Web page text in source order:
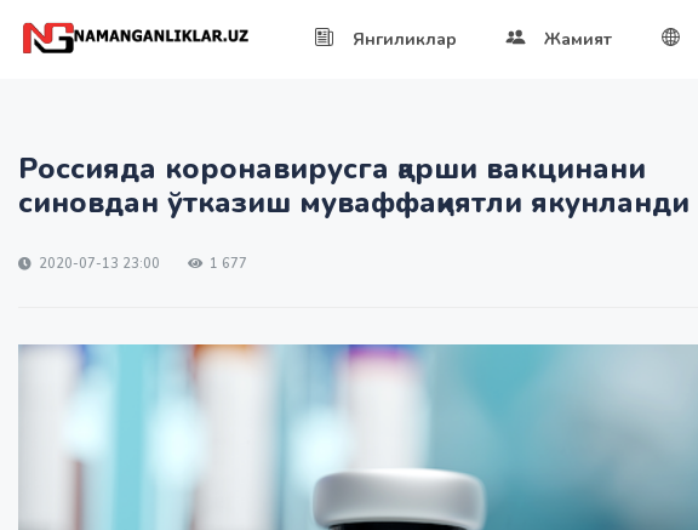
Янгиликлар Жамият
Россияда коронавирусга қарши вакцинани
синовдан ўтказиш муваффақиятли якунланди
2020-07-13 23:00 1 677